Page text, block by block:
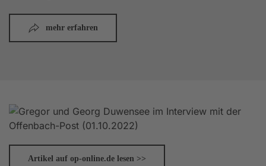
mehr erfahren
Artikel auf op-online.de lesen >>